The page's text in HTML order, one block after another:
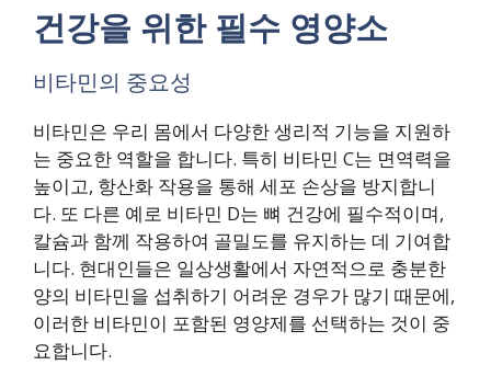
건강을 위한 필수 영양소
비타민의 중요성
비타민은 우리 몸에서 다양한 생리적 기능을 지원하
는 중요한 역할을 합니다. 특히 비타민 C는 면역력을
높이고, 항산화 작용을 통해 세포 손상을 방지합니
다. 또 다른 예로 비타민 D는 뼈 건강에 필수적이며,
칼슘과 함께 작용하여 골밀도를 유지하는 데 기여합
니다. 현대인들은 일상생활에서 자연적으로 충분한
양의 비타민을 섭취하기 어려운 경우가 많기 때문에,
이러한 비타민이 포함된 영양제를 선택하는 것이 중
요합니다.